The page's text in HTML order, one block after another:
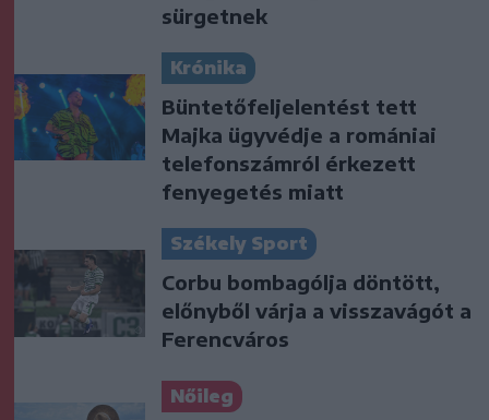
sürgetnek
Krónika
Büntetőfeljelentést tett
Majka ügyvédje a romániai
telefonszámról érkezett
fenyegetés miatt
Székely Sport
Corbu bombagólja döntött,
előnyből várja a visszavágót a
Ferencváros
Nőileg